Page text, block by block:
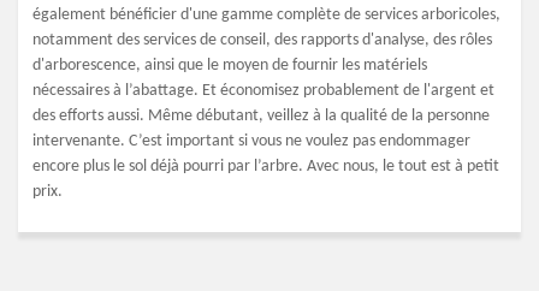
également bénéficier d'une gamme complète de services arboricoles,
notamment des services de conseil, des rapports d'analyse, des rôles
d'arborescence, ainsi que le moyen de fournir les matériels
nécessaires à l’abattage. Et économisez probablement de l'argent et
des efforts aussi. Même débutant, veillez à la qualité de la personne
intervenante. C’est important si vous ne voulez pas endommager
encore plus le sol déjà pourri par l’arbre. Avec nous, le tout est à petit
prix.